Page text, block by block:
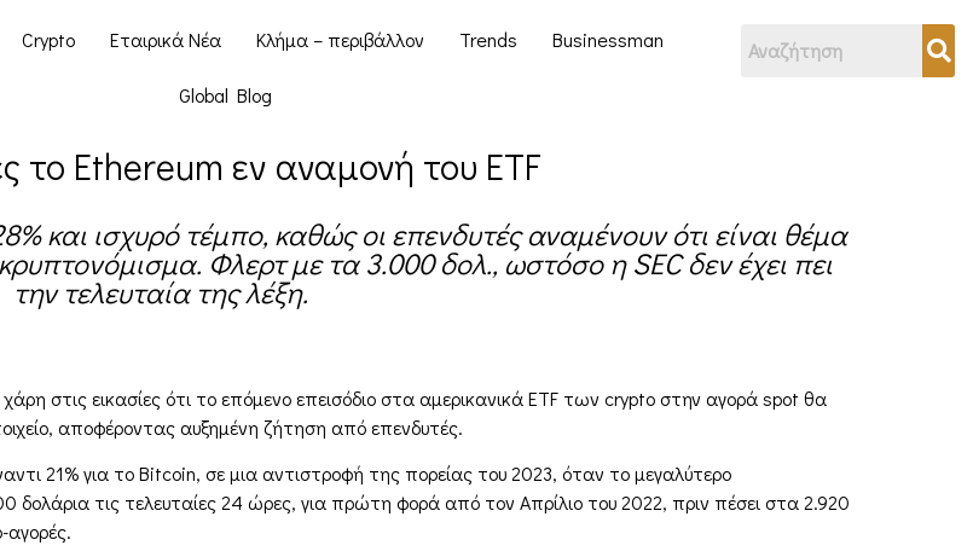
Crypto Εταιρικά Νέα Κλήμα – περιβάλλον Trends Businessman
Global Blog
το Ethereum εν αναμονή του ETF
και ισχυρό τέμπο, καθώς οι επενδυτές αναμένουν ότι είναι θέμα
Φλερτ με τα 3.000 δολ., ωστόσο η SEC δεν έχει πει
την τελευταία της λέξη.
στις εικασίες ότι το επόμενο επεισόδιο στα αμερικανικά ETF των crypto στην αγορά spot θα
αποφέροντας αυξημένη ζήτηση από επενδυτές.
21% για το Bitcoin, σε μια αντιστροφή της πορείας του 2023, όταν το μεγαλύτερο
τις τελευταίες 24 ώρες, για πρώτη φορά από τον Απρίλιο του 2022, πριν πέσει στα 2.920